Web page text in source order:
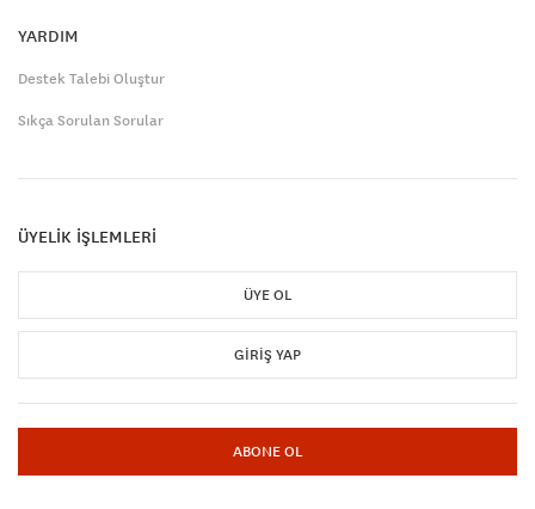
YARDIM
Destek Talebi Oluştur
Sıkça Sorulan Sorular
ÜYELİK İŞLEMLERİ
ÜYE OL
GIRIŞ YAP
ABONE OL